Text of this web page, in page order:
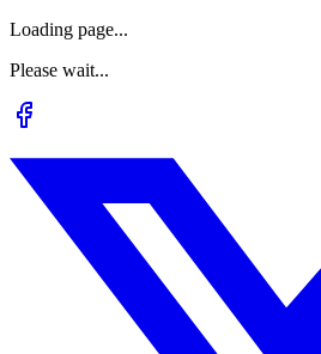
Loading page...
Please wait...